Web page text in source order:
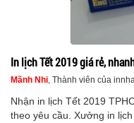
In lịch Tết 2019 giá rẻ,
Mãnh Nhi, Thành viên của
Nhận in lịch Tết 2019
theo yêu cầu. Xưởng in